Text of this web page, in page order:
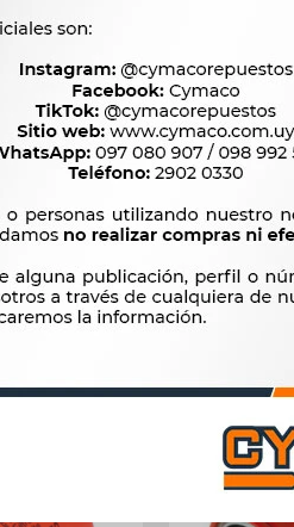

Ver mas